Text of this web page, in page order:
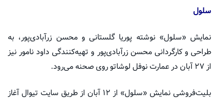
سلول
نمایش «سلول» نوشته پوریا گلستانی و محسن زرآبادی‌پور، به
طراحی و کارگردانی محسن زرآبادی‌پور و تهیه‌کنندگی داود نامور نیز
از ۲۷ آبان در عمارت نوفل لوشاتو روی صحنه می‌رود.
بلیت‌فروشی نمایش «سلول» از ۱۲ آبان‌ از طریق سایت تیوال آغاز